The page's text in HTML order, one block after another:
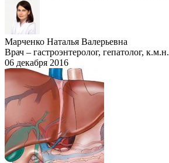
Марченко Наталья Валерьевна
Врач – гастроэнтеролог, гепатолог, к.м.н.
06 декабря 2016